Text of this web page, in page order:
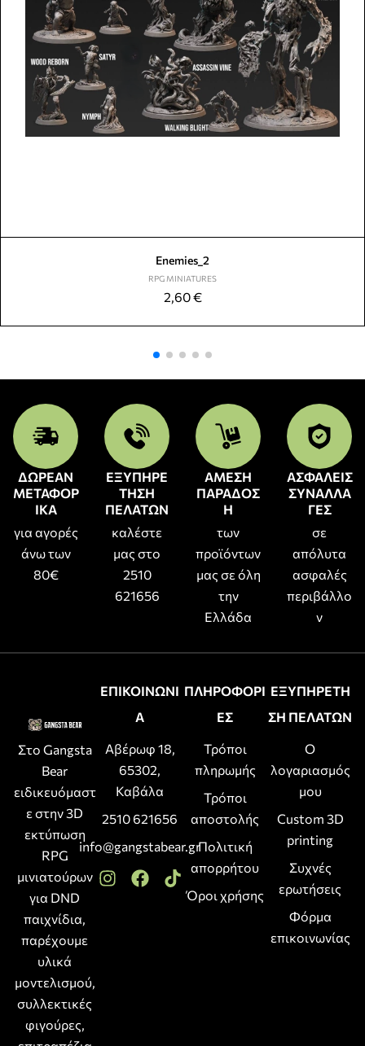
Enemies_2
RPG MINIATURES
2,60€
ΔΩΡΕΑΝ
ΜΕΤΑΦΟΡ
ΙΚΑ
για αγορές
άνω των
80€
ΕΞΥΠΗΡΕ
ΤΗΣΗ
ΠΕΛΑΤΩΝ
καλέστε
μας στο
2510
621656
ΑΜΕΣΗ
ΠΑΡΑΔΟΣ
Η
των
προϊόντων
μας σε όλη
την
Ελλάδα
ΑΣΦΑΛΕΙΣ
ΣΥΝΑΛΛΑ
ΓΕΣ
σε
απόλυτα
ασφαλές
περιβάλλο
ν
Στο Gangsta
Bear
ειδικευόμαστ
ε στην 3D
εκτύπωση
RPG
μινιατούρων
για DND
παιχνίδια,
παρέχουμε
υλικά
μοντελισμού,
συλλεκτικές
φιγούρες,
ΕΠΙΚΟΙΝΩΝΙ
Α
Αβέρωφ 18,
65302,
Καβάλα
2510 621656
info@gangstabear.gr
ΠΛΗΡΟΦΟΡΙ
ΕΣ
Τρόποι
πληρωμής
Τρόποι
αποστολής
Πολιτική
απορρήτου
Όροι χρήσης
ΕΞΥΠΗΡΕΤΗ
ΣΗ ΠΕΛΑΤΩΝ
Ο
λογαριασμός
μου
Custom 3D
printing
Συχνές
ερωτήσεις
Φόρμα
επικοινωνίας